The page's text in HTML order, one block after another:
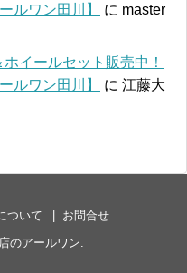
ルワン田川】
に master
イールセット販売中！
ルワン田川】
に 江藤大
ついて
お問合せ
のアールワン